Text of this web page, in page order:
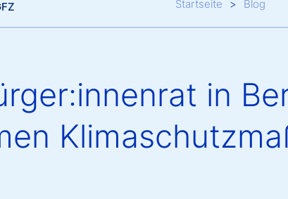
Startseite Blog
in